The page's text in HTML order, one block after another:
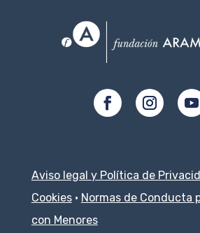
Aviso legal y Política de
Cookies· Normas de Conducta
con Menores